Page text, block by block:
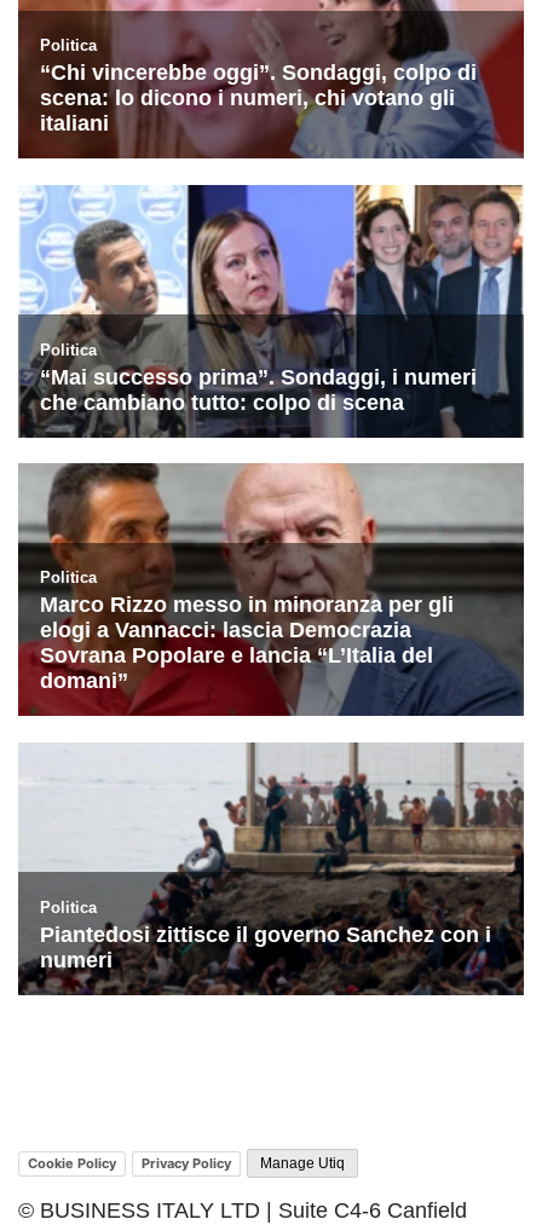
Cookie Policy Privacy Policy Manage Utiq
© BUSINESS ITALY LTD | Suite C4-6 Canfield